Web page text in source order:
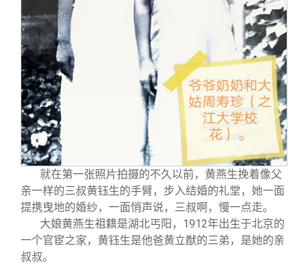
就在第一张照片拍摄的不久以前，黄燕生挽着像父
亲一样的三叔黄钰生的手臂，步入结婚的礼堂，她一面
提携曳地的婚纱，一面悄声说，三叔啊，慢一点走。
大娘黄燕生祖籍是湖北丐阳，1912年出生于北京的
一个官宦之家，黄钰生是他爸黄立猷的三弟，是她的亲
叔叔。